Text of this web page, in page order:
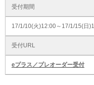
受付期間
17/1/10(火)12:00～17/1/15(日
受付URL
eプラス／プレオーダー受付